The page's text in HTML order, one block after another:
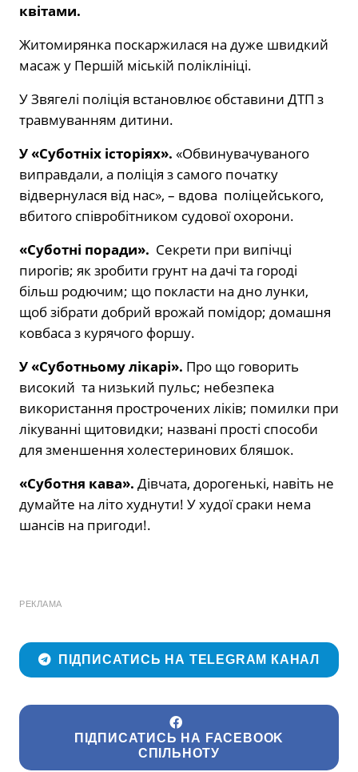
квітами.
Житомирянка поскаржилася на дуже швидкий
масаж у Першій міській поліклініці.
У Звягелі поліція встановлює обставини ДТП з
травмуванням дитини.
У «Суботніх історіях». «Обвинувачуваного
виправдали, а поліція з самого початку
відвернулася від нас», – вдова поліцейського,
вбитого співробітником судової охорони.
«Суботні поради». Секрети при випічці
пирогів; як зробити грунт на дачі та городі
більш родючим; що покласти на дно лунки,
щоб зібрати добрий врожай помідор; домашня
ковбаса з курячого форшу.
У «Суботньому лікарі». Про що говорить
високий та низький пульс; небезпека
використання прострочених ліків; помилки при
лікуванні щитовидки; названі прості способи
для зменшення холестеринових бляшок.
«Суботня кава». Дівчата, дорогенькі, навіть не
думайте на літо худнути! У худої сраки нема
шансів на пригоди!.
РЕКЛАМА
ПІДПИСАТИСЬ НА TELEGRAM КАНАЛ
ПІДПИСАТИСЬ НА FACEBOOK
СПІЛЬНОТУ